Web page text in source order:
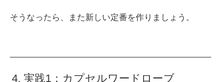
そうなったら、また新しい定番を作りましょう。
4. 実践1：カプセルワードローブ